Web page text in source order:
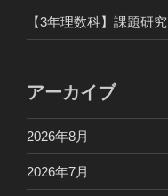
【3年理数科】課題研究
アーカイブ
2026年8月
2026年7月